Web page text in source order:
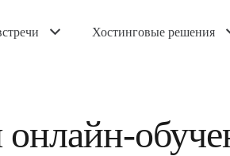
Хостинговые решения